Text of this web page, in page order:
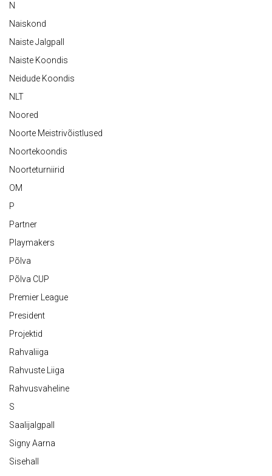
N
Naiskond
Naiste Jalgpall
Naiste Koondis
Neidude Koondis
NLT
Noored
Noorte Meistrivõistlused
Noortekoondis
Noorteturniirid
OM
P
Partner
Playmakers
Põlva
Põlva CUP
Premier League
President
Projektid
Rahvaliiga
Rahvuste Liiga
Rahvusvaheline
S
Saalijalgpall
Signy Aarna
Sisehall